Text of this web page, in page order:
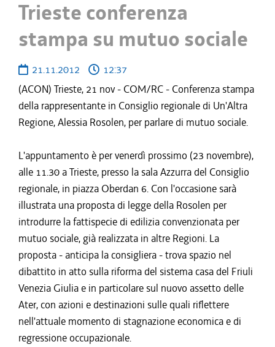
Trieste conferenza
stampa su mutuo sociale
21.11.2012
12:37
(ACON) Trieste, 21 nov - COM/RC - Conferenza stampa
della rappresentante in Consiglio regionale di Un'Altra
Regione, Alessia Rosolen, per parlare di mutuo sociale.
L'appuntamento è per venerdì prossimo (23 novembre),
alle 11.30 a Trieste, presso la sala Azzurra del Consiglio
regionale, in piazza Oberdan 6. Con l'occasione sarà
illustrata una proposta di legge della Rosolen per
introdurre la fattispecie di edilizia convenzionata per
mutuo sociale, già realizzata in altre Regioni. La
proposta - anticipa la consigliera - trova spazio nel
dibattito in atto sulla riforma del sistema casa del Friuli
Venezia Giulia e in particolare sul nuovo assetto delle
Ater, con azioni e destinazioni sulle quali riflettere
nell'attuale momento di stagnazione economica e di
regressione occupazionale.